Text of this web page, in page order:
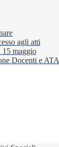
agli atti
15 maggio
Docenti e ATA